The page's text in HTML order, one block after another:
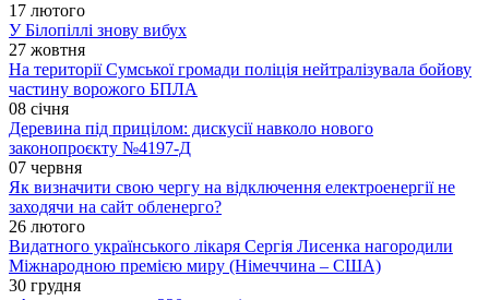
17 лютого
У Білопіллі знову вибух
27 жовтня
На території Сумської громади поліція нейтралізувала бойову
частину ворожого БПЛА
08 січня
Деревина під прицілом: дискусії навколо нового
законопроєкту №4197-Д
07 червня
Як визначити свою чергу на відключення електроенергії не
заходячи на сайт обленерго?
26 лютого
Видатного українського лікаря Сергія Лисенка нагородили
Міжнародною премією миру (Німеччина – США)
30 грудня